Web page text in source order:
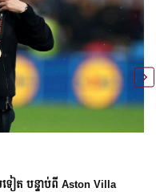
នះពាន Premier League